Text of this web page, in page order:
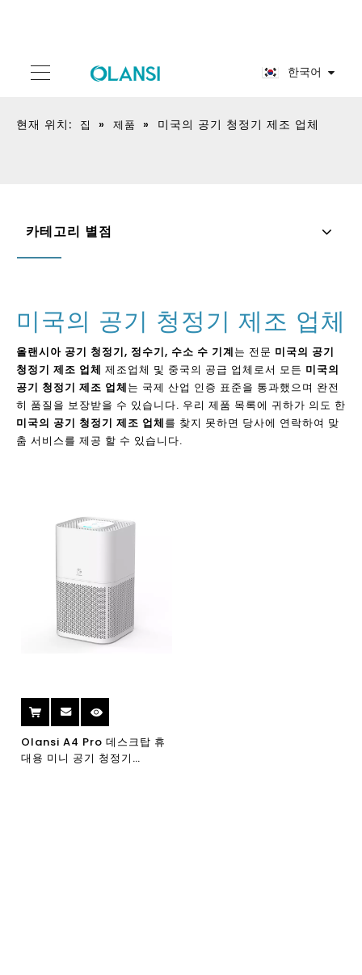
한국어
현재 위치: 집 » 제품 » 미국의 공기 청정기 제조 업체
카테고리 별점
미국의 공기 청정기 제조 업체
올랜시아 공기 청정기, 정수기, 수소 수 기계는 전문 미국의 공기
청정기 제조 업체 제조업체 및 중국의 공급 업체로서 모든 미국의
공기 청정기 제조 업체는 국제 산업 인증 표준을 통과했으며 완전
히 품질을 보장받을 수 있습니다. 우리 제품 목록에 귀하가 의도 한
미국의 공기 청정기 제조 업체를 찾지 못하면 당사에 연락하여 맞
춤 서비스를 제공 할 수 있습니다.
Olansi A4 Pro 데스크탑 휴
대용 미니 공기 청정기